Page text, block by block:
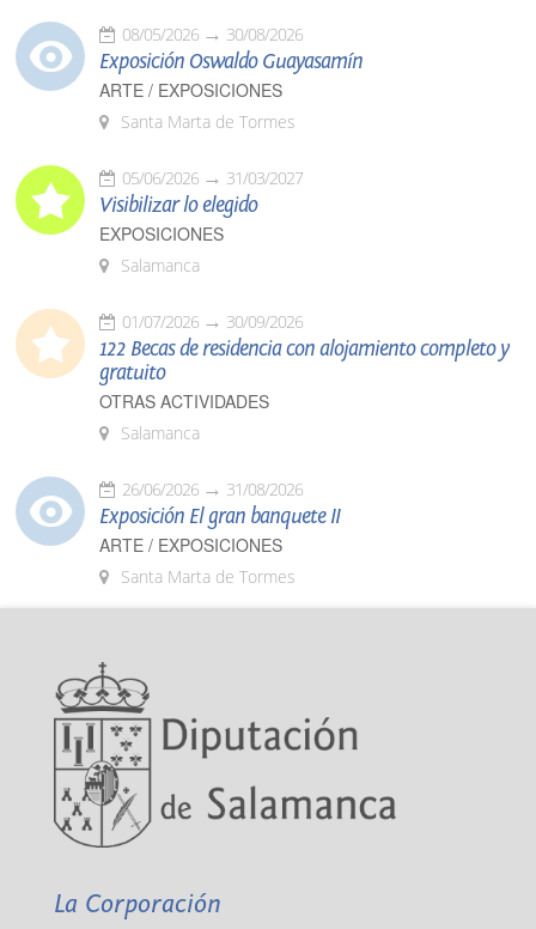
08/05/2026 30/08/2026
Exposición Oswaldo Guayasamín
ARTE / EXPOSICIONES
Santa Marta de Tormes
05/06/2026 31/03/2027
Visibilizar lo elegido
EXPOSICIONES
Salamanca
01/07/2026 30/09/2026
122 Becas de residencia con alojamiento completo y
gratuito
OTRAS ACTIVIDADES
Salamanca
26/06/2026 31/08/2026
Exposición El gran banquete II
ARTE / EXPOSICIONES
Santa Marta de Tormes
La Corporación